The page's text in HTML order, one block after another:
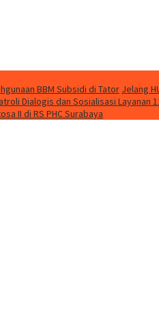
BBM Subsidi di Tator Jelang
Dialogis dan Sosialisasi Layanan
II di RS PHC Surabaya